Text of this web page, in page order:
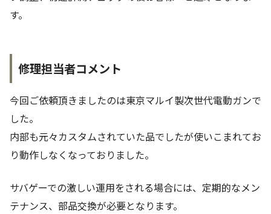
す。
修理担当者コメント
今回ご依頼頂きましたのは東京マルイ製次世代電動ガンで
した。
内部も元々カスタムされていた品でしたが使いこまれてお
り動作しなくなっておりました。
サバゲーでの激しい運用をされる場合には、定期的なメン
テナンス、部品交換が必要となります。